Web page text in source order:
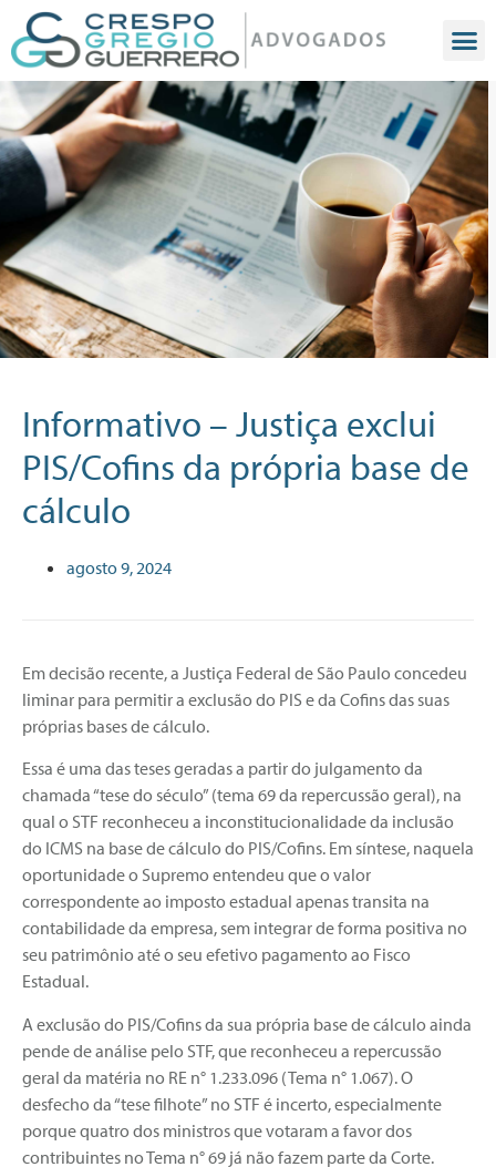
Informativo – Justiça exclui
PIS/Cofins da própria base de
cálculo
agosto 9, 2024
Em decisão recente, a Justiça Federal de São Paulo concedeu
liminar para permitir a exclusão do PIS e da Cofins das suas
próprias bases de cálculo.
Essa é uma das teses geradas a partir do julgamento da
chamada “tese do século” (tema 69 da repercussão geral), na
qual o STF reconheceu a inconstitucionalidade da inclusão
do ICMS na base de cálculo do PIS/Cofins. Em síntese, naquela
oportunidade o Supremo entendeu que o valor
correspondente ao imposto estadual apenas transita na
contabilidade da empresa, sem integrar de forma positiva no
seu patrimônio até o seu efetivo pagamento ao Fisco
Estadual.
A exclusão do PIS/Cofins da sua própria base de cálculo ainda
pende de análise pelo STF, que reconheceu a repercussão
geral da matéria no RE n° 1.233.096 (Tema n° 1.067). O
desfecho da “tese filhote” no STF é incerto, especialmente
porque quatro dos ministros que votaram a favor dos
contribuintes no Tema n° 69 já não fazem parte da Corte.